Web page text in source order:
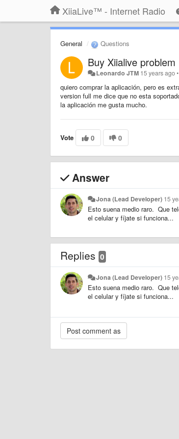
XiiaLive™ - Internet Radio
General Questions
Buy Xiialive problem
Leonardo JTM 15 years ago
quiero comprar la aplicación, pero es
version full me dice que no esta
la aplicación me gusta mucho.
Vote 0 0
Answer
Jona (Lead Developer) 15
Esto suena medio raro. Que
el celular y fíjate si funciona...
Replies 0
Jona (Lead Developer) 15
Esto suena medio raro. Que
el celular y fíjate si funciona...